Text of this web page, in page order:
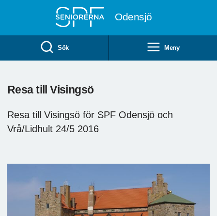
Odensjö
Sök Meny
Resa till Visingsö
Resa till Visingsö för SPF Odensjö och
Vrå/Lidhult 24/5 2016